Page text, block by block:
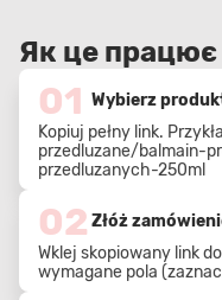
Як це працює
01 Wybierz
Kopiuj pełny link.
przedluzane/balmain-
przedluzanych-250ml
02 Złóż
Wklej skopiowany link
wymagane pola